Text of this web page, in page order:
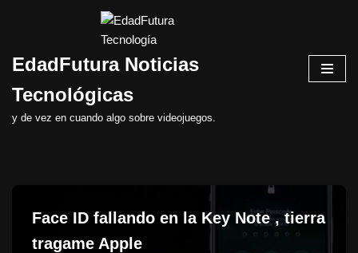
al
EdadFutura Noticias
Tecnológicas
y de vez en cuando algo sobre videojuegos.
Face ID fallando en la Key Note , tierra
tragame Apple